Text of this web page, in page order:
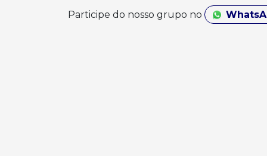
Participe do nosso grupo no